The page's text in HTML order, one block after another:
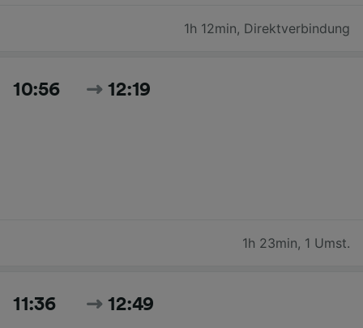
1h 12min, Direktverbindung
10:56 12:19
1h 23min, 1 Umst.
11:36 12:49